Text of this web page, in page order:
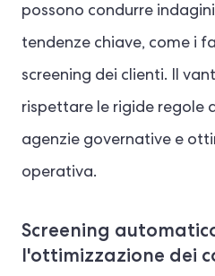
possono condurre
tendenze chiave, come i
screening dei clienti. Il
rispettare le rigide regole
agenzie governative e
operativa.
Screening
l'ottimizzazione dei